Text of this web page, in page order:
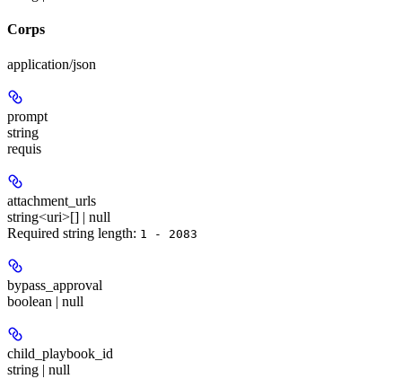
Corps
application/json
prompt
string
requis
attachment_urls
string<uri>[] | null
Required string length: 1 - 2083
bypass_approval
boolean | null
child_playbook_id
string | null